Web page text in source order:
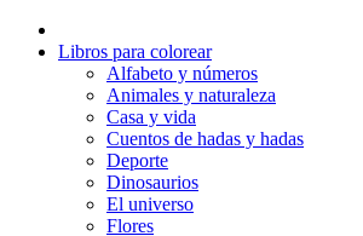
Libros para colorear
Alfabeto y números
Animales y naturaleza
Casa y vida
Cuentos de hadas y hadas
Deporte
Dinosaurios
El universo
Flores